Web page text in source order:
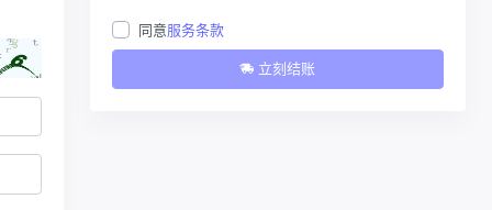
同意服务条款
立刻结账